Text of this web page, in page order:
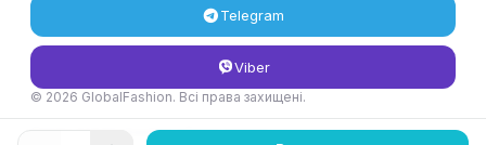
Telegram
Viber
© 2026 GlobalFashion. Всі права захищені.
Умови повернення та обміну товару